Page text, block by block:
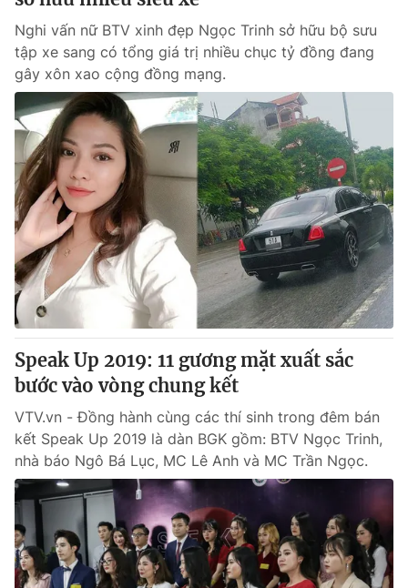
Liên hệ tòa soạn English
THỜI BÁO VTV
Theo dõi báo trên
Cơ quan chủ quản:Đài Truyền hình Việt Nam
Cơ quan báo chí: Thời báo VTV
Giấy phép hoạt động báo in và báo điện tử số 483/GP-BTTTT
cấp ngày 29/12/2023
Tổng Biên tập:Vũ Thanh Thủy
Phó Tổng Biên tập:Nguyễn Thị Mỹ Hạnh, Phạm Quốc Thắng,
Nguyễn Trọng Ninh
Tổng đài VTV:
024.38 355 931 - 024.38 355 932
Ðiện thoại Thời báo VTV: 024.66 897 897
Email:toasoan@vtv.vn
Liên hệ quảng cáo:024-7300.7108
Nghi vấn nữ BTV xinh đẹp Ngọc Trinh sở hữu bộ sưu
tập xe sang có tổng giá trị nhiều chục tỷ đồng đang
gây xôn xao cộng đồng mạng.
Speak Up 2019: 11 gương mặt xuất sắc
bước vào vòng chung kết
VTV.vn - Đồng hành cùng các thí sinh trong đêm bán
kết Speak Up 2019 là dàn BGK gồm: BTV Ngọc Trinh,
nhà báo Ngô Bá Lục, MC Lê Anh và MC Trần Ngọc.